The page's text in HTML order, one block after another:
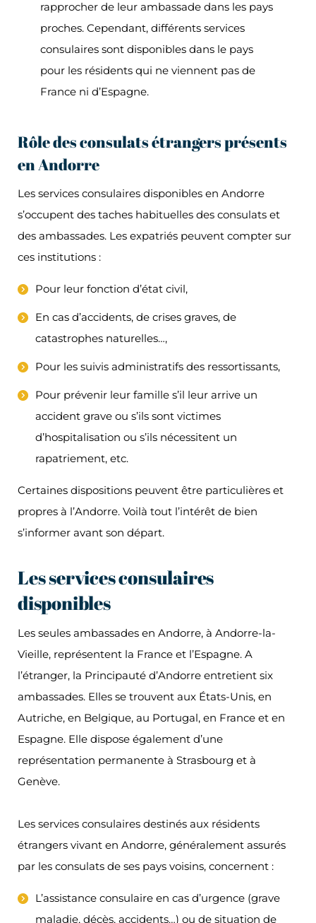
rapprocher de leur ambassade dans les pays
proches. Cependant, différents services
consulaires sont disponibles dans le pays
pour les résidents qui ne viennent pas de
France ni d’Espagne.
Rôle des consulats étrangers présents
en Andorre
Les services consulaires disponibles en Andorre
s’occupent des taches habituelles des consulats et
des ambassades. Les expatriés peuvent compter sur
ces institutions :
Pour leur fonction d’état civil,
En cas d’accidents, de crises graves, de
catastrophes naturelles…,
Pour les suivis administratifs des ressortissants,
Pour prévenir leur famille s’il leur arrive un
accident grave ou s’ils sont victimes
d’hospitalisation ou s’ils nécessitent un
rapatriement, etc.
Certaines dispositions peuvent être particulières et
propres à l’Andorre. Voilà tout l’intérêt de bien
s’informer avant son départ.
Les services consulaires
disponibles
Les seules ambassades en Andorre, à Andorre-la-
Vieille, représentent la France et l’Espagne. A
l’étranger, la Principauté d’Andorre entretient six
ambassades. Elles se trouvent aux États-Unis, en
Autriche, en Belgique, au Portugal, en France et en
Espagne. Elle dispose également d’une
représentation permanente à Strasbourg et à
Genève.
Les services consulaires destinés aux résidents
étrangers vivant en Andorre, généralement assurés
par les consulats de ses pays voisins, concernent :
L’assistance consulaire en cas d’urgence (grave
maladie, décès, accidents…) ou de situation de